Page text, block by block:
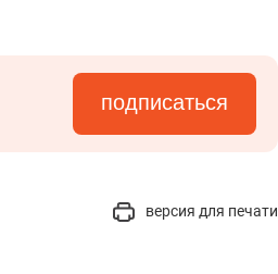
подписаться
версия для печати